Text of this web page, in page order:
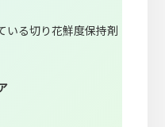
いる切り花鮮度保持剤